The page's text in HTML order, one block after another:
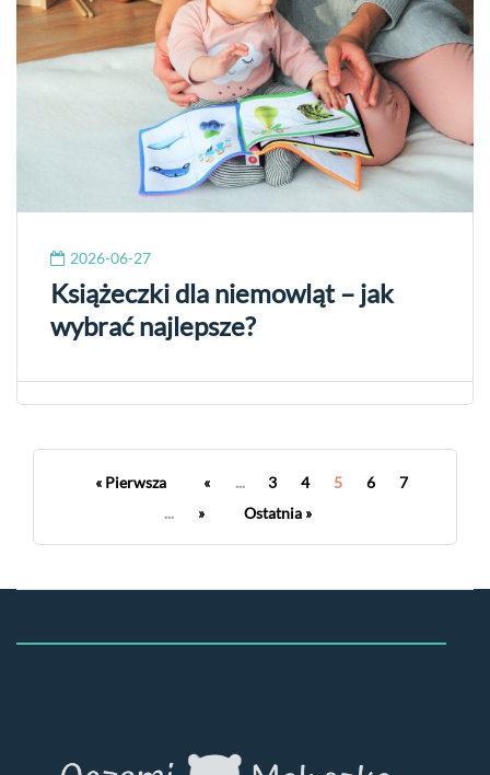
2026-06-27
Książeczki dla niemowląt – jak
wybrać najlepsze?
« Pierwsza « ... 3 4 5 6
7
...
» Ostatnia »